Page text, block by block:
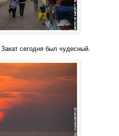
сегодня был чудесный.